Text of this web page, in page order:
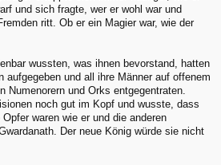
und sich fragte, wer er wohl war und
ritt. Ob er ein Magier war, wie der
wussten, was ihnen bevorstand, hatten
aufgegeben und all ihre Männer auf offenem
Numenorern und Orks entgegentraten.
noch gut im Kopf und wusste, dass
waren wie er und die anderen
Der neue König würde sie nicht